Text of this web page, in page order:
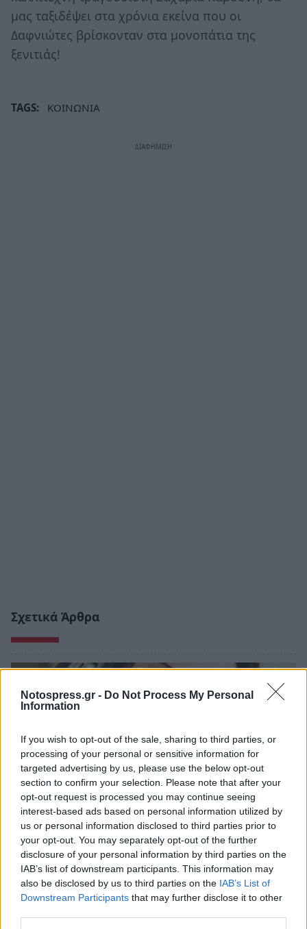
Notospress.gr - Do Not Process My Personal
Information
If you wish to opt-out of the sale, sharing to third parties, or
processing of your personal or sensitive information for
targeted advertising by us, please use the below opt-out
section to confirm your selection. Please note that after your
opt-out request is processed you may continue seeing
interest-based ads based on personal information utilized by
us or personal information disclosed to third parties prior to
your opt-out. You may separately opt-out of the further
disclosure of your personal information by third parties on the
IAB’s list of downstream participants. This information may
also be disclosed by us to third parties on the IAB’s List of
Downstream Participants that may further disclose it to other
μας ταξιδέψει στα χρόνια εκείνα που οι
Δαφνιώτες βρίσκονταν στα μονοπάτια της
ξενιτιάς!
TAGS: ΚΟΙΝΩΝΙΑ
Σχετικά Άρθρα
Λακωνία: Η Ελένη αύριο θα έπιανε δουλειά –
«Έφυγε» σε τροχαίο και βύθισε στο πένθος
την Απιδιά
05/08/2026 10:25